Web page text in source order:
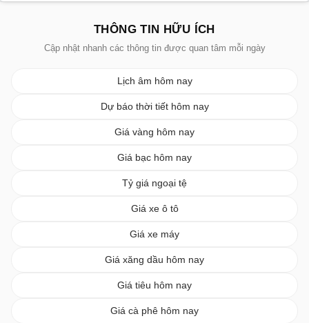
THÔNG TIN HỮU ÍCH
Cập nhật nhanh các thông tin được quan tâm mỗi ngày
Lịch âm hôm nay
Dự báo thời tiết hôm nay
Giá vàng hôm nay
Giá bạc hôm nay
Tỷ giá ngoại tệ
Giá xe ô tô
Giá xe máy
Giá xăng dầu hôm nay
Giá tiêu hôm nay
Giá cà phê hôm nay